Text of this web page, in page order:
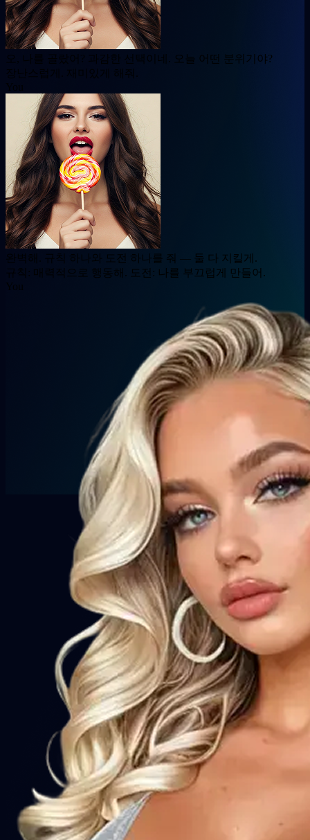
오, 나를 골랐어? 과감한 선택이네. 오늘 어떤 분위기야?
장난스럽게. 재미있게 해줘.
You
완벽해. 규칙 하나와 도전 하나를 줘 — 둘 다 지킬게.
규칙: 매력적으로 행동해. 도전: 나를 부끄럽게 만들어.
You